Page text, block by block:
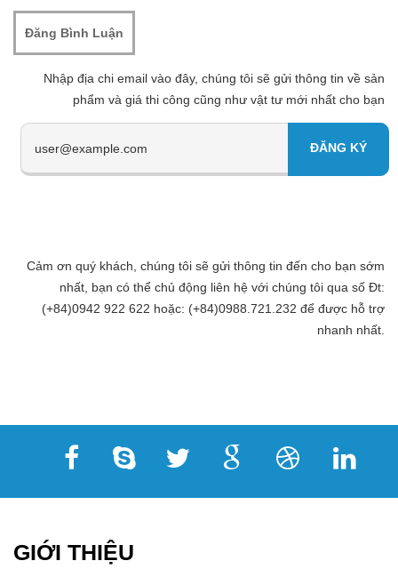
Nhập địa chi email vào đây, chúng tôi sẽ gửi thông tin về sản
phẩm và giá thi công cũng như vật tư mới nhất cho bạn
Cảm ơn quý khách, chúng tôi sẽ gửi thông tin đến cho bạn sớm
nhất, bạn có thể chủ động liên hệ với chúng tôi qua số Đt:
(+84)0942 922 622 hoặc: (+84)0988.721.232 để được hỗ trợ
nhanh nhất.
GIỚI THIỆU